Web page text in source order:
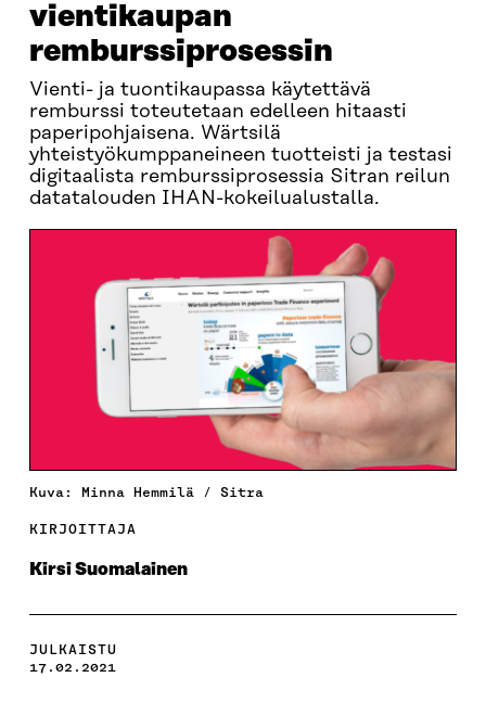
vientikaupan
remburssiprosessin
Vienti- ja tuontikaupassa käytettävä
remburssi toteutetaan edelleen hitaasti
paperipohjaisena. Wärtsilä
yhteistyökumppaneineen tuotteisti ja testasi
digitaalista remburssiprosessia Sitran reilun
datatalouden IHAN-kokeilualustalla.
Kuva: Minna Hemmilä / Sitra
KIRJOITTAJA
Kirsi Suomalainen
JULKAISTU
17.02.2021